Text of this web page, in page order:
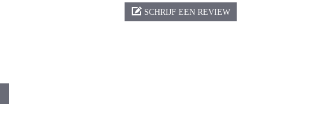
SCHRIJF EEN REVIEW